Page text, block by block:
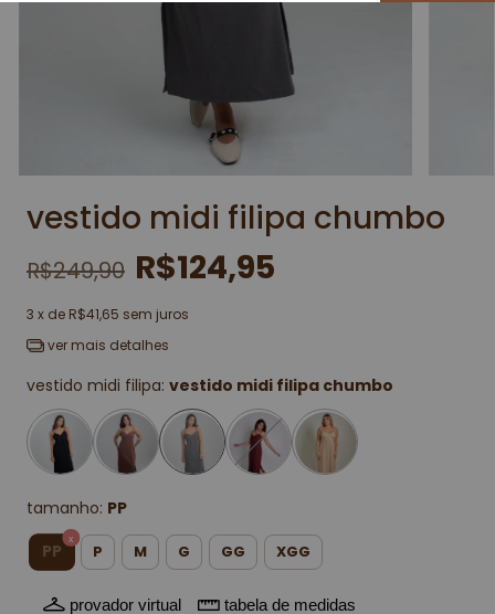
vestido midi filipa chumbo
R$249,90 R$124,95
3 x de R$41,65 sem juros
ver mais detalhes
vestido midi filipa: vestido midi filipa chumbo
tamanho: PP
PP P M G GG XGG
provador virtual tabela de medidas